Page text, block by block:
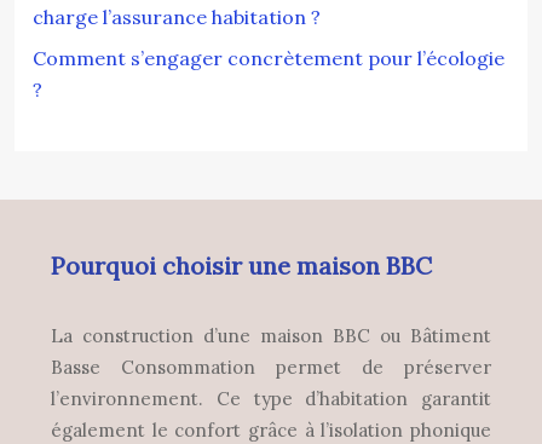
charge l’assurance habitation ?
Comment s’engager concrètement pour l’écologie
?
Pourquoi choisir une maison BBC
La construction d’une maison BBC ou Bâtiment
Basse Consommation permet de préserver
l’environnement. Ce type d’habitation garantit
également le confort grâce à l’isolation phonique